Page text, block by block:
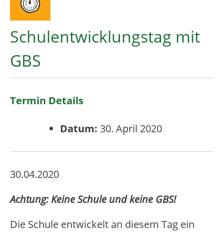
Schulentwicklungstag mit
GBS
Termin Details
Datum: 30. April 2020
30.04.2020
Achtung: Keine Schule und keine GBS!
Die Schule entwickelt an diesem Tag ein